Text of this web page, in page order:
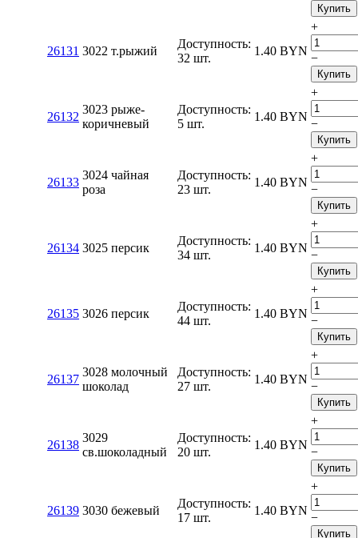
Купить
26131 3022 т.рыжий
Доступность:
32 шт.
1.40 BYN
+
−
Купить
26132
3023 рыже-
коричневый
Доступность:
5 шт.
1.40 BYN
+
−
Купить
26133
3024 чайная
роза
Доступность:
23 шт.
1.40 BYN
+
−
Купить
26134 3025 персик
Доступность:
34 шт.
1.40 BYN
+
−
Купить
26135 3026 персик
Доступность:
44 шт.
1.40 BYN
+
−
Купить
26137
3028 молочный
шоколад
Доступность:
27 шт.
1.40 BYN
+
−
Купить
26138
3029
св.шоколадный
Доступность:
20 шт.
1.40 BYN
+
−
Купить
26139 3030 бежевый
Доступность:
17 шт.
1.40 BYN
+
−
Купить